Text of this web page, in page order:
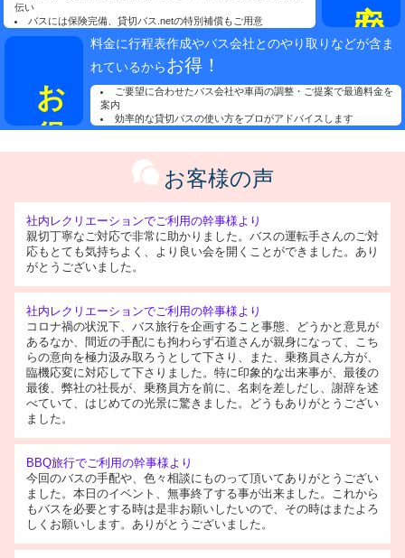
伝い
バスには保険完備、貸切バス.netの特別補償もご用意
お得
料金に行程表作成やバス会社とのやり取りなどが含ま
れているからお得！
ご要望に合わせたバス会社や車両の調整・ご提案で最適料金を
案内
効率的な貸切バスの使い方をプロがアドバイスします
お客様の声
社内レクリエーションでご利用の幹事様より
親切丁寧なご対応で非常に助かりました。バスの運転手さんのご対
応もとても気持ちよく、より良い会を開くことができました。あり
がとうございました。
社内レクリエーションでご利用の幹事様より
コロナ禍の状況下、バス旅行を企画すること事態、どうかと意見が
あるなか、間近の手配にも拘わらず石道さんが親身になって、こち
らの意向を極力汲み取ろうとして下さり、また、乗務員さん方が、
臨機応変に対応して下さりました。特に印象的な出来事が、最後の
最後、弊社の社長が、乗務員方を前に、名刺を差しだし、謝辞を述
べていて、はじめての光景に驚きました。どうもありがとうござい
ました。
BBQ旅行でご利用の幹事様より
今回のバスの手配や、色々相談にものって頂いてありがとうござい
ました。本日のイベント、無事終了する事が出来ました。これから
もバスを必要とする時は是非お願いしたいので、その時はまたよろ
しくお願いします。ありがとうございました。